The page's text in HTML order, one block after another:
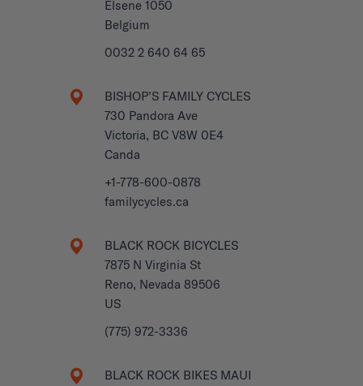
Elsene 1050
Belgium
0032 2 640 64 65
BISHOP’S FAMILY CYCLES
730 Pandora Ave
Victoria, BC V8W 0E4
Canda
+1-778-600-0878
familycycles.ca
BLACK ROCK BICYCLES
7875 N Virginia St
Reno, Nevada 89506
US
(775) 972-3336
BLACK ROCK BIKES MAUI